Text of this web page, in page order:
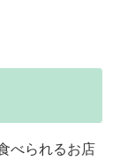
べられるお店